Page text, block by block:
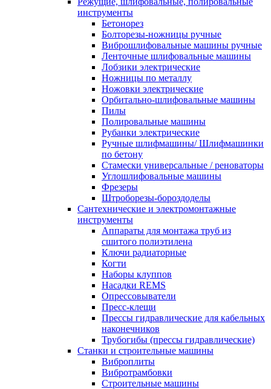
инструменты
Бетонорез
Болторезы-ножницы ручные
Виброшлифовальные машины ручные
Ленточные шлифовальные машины
Лобзики электрические
Ножницы по металлу
Ножовки электрические
Орбитально-шлифовальные машины
Пилы
Полировальные машины
Рубанки электрические
Ручные шлифмашины/ Шлифмашинки
по бетону
Стамески универсальные / реноваторы
Углошлифовальные машины
Фрезеры
Штроборезы-бороздоделы
Сантехнические и электромонтажные
инструменты
Аппараты для монтажа труб из
сшитого полиэтилена
Ключи радиаторные
Когти
Наборы клуппов
Насадки REMS
Опрессовыватели
Пресс-клещи
Прессы гидравлические для кабельных
наконечников
Трубогибы (прессы гидравлические)
Станки и строительные машины
Виброплиты
Вибротрамбовки
Строительные машины